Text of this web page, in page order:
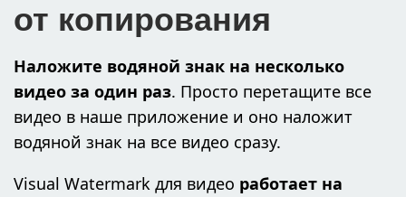
от копирования
Наложите водяной знак на несколько
видео за один раз. Просто перетащите все
видео в наше приложение и оно наложит
водяной знак на все видео сразу.
Visual Watermark для видео работает на